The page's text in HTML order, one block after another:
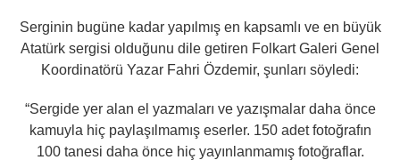
Serginin bugüne kadar yapılmış en kapsamlı ve en büyük
Atatürk sergisi olduğunu dile getiren Folkart Galeri Genel
Koordinatörü Yazar Fahri Özdemir, şunları söyledi:
“Sergide yer alan el yazmaları ve yazışmalar daha önce
kamuyla hiç paylaşılmamış eserler. 150 adet fotoğrafın
100 tanesi daha önce hiç yayınlanmamış fotoğraflar.